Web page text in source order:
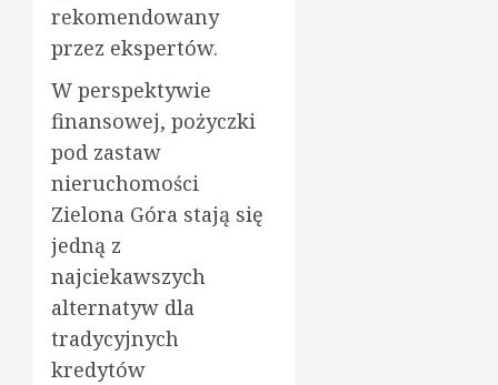
rekomendowany
przez ekspertów.
W perspektywie
finansowej, pożyczki
pod zastaw
nieruchomości
Zielona Góra stają się
jedną z
najciekawszych
alternatyw dla
tradycyjnych
kredytów